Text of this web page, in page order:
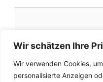
Wir schätzen Ihre
Wir verwenden Cookies,
personalisierte Anzeigen
Kommentar